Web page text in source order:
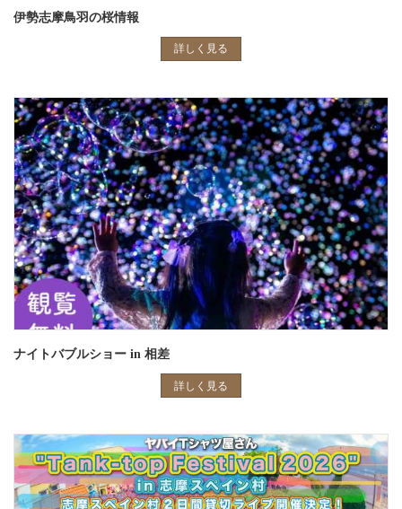
伊勢志摩鳥羽の桜情報
詳しく見る
ナイトバブルショー in 相差
詳しく見る